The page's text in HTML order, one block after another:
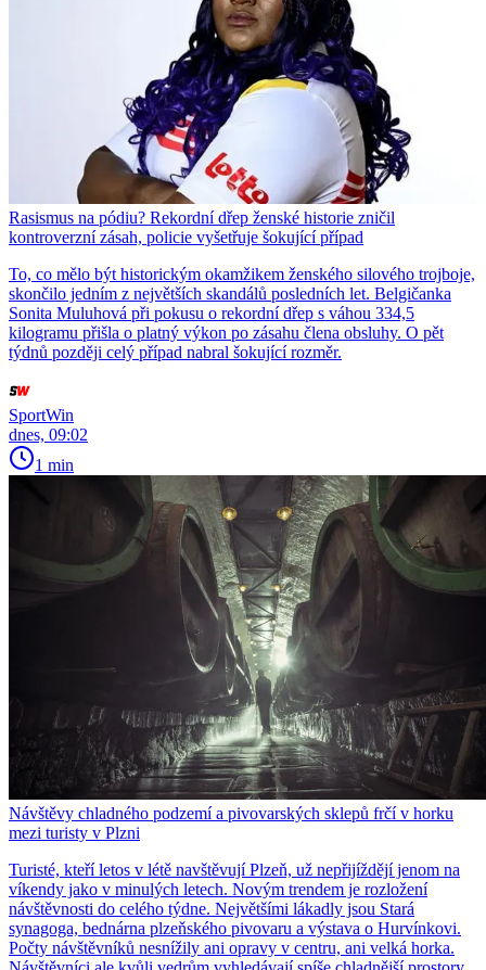
Rasismus na pódiu? Rekordní dřep ženské historie zničil
kontroverzní zásah, policie vyšetřuje šokující případ
To, co mělo být historickým okamžikem ženského silového trojboje,
skončilo jedním z největších skandálů posledních let. Belgičanka
Sonita Muluhová při pokusu o rekordní dřep s váhou 334,5
kilogramu přišla o platný výkon po zásahu člena obsluhy. O pět
týdnů později celý případ nabral šokující rozměr.
SportWin
dnes, 09:02
1 min
Návštěvy chladného podzemí a pivovarských sklepů frčí v horku
mezi turisty v Plzni
Turisté, kteří letos v létě navštěvují Plzeň, už nepřijíždějí jenom na
víkendy jako v minulých letech. Novým trendem je rozložení
návštěvnosti do celého týdne. Největšími lákadly jsou Stará
synagoga, bednárna plzeňského pivovaru a výstava o Hurvínkovi.
Počty návštěvníků nesnížily ani opravy v centru, ani velká horka.